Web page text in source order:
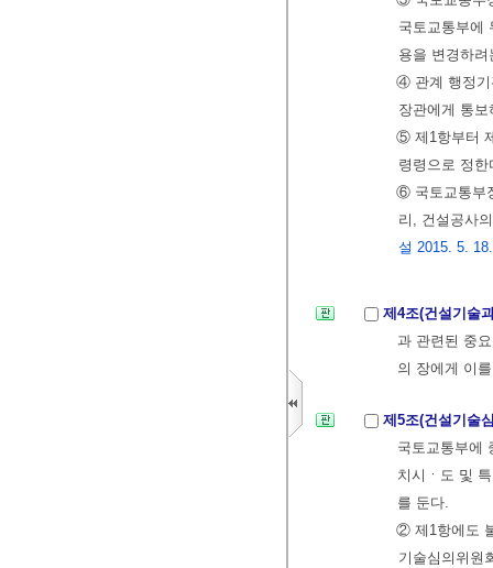
국토교통부에
용을 변경하
④ 관계 행정기
장관에게 통
⑤ 제1항부터
령령으로 정한
⑥ 국토교통부
리, 건설공사
설 2015. 5.
제4조(건설기술
과 관련된 중
의 장에게 이
제5조(건설기술
국토교통부에
치시ㆍ도 및
를 둔다.
② 제1항에도
기술심의위원